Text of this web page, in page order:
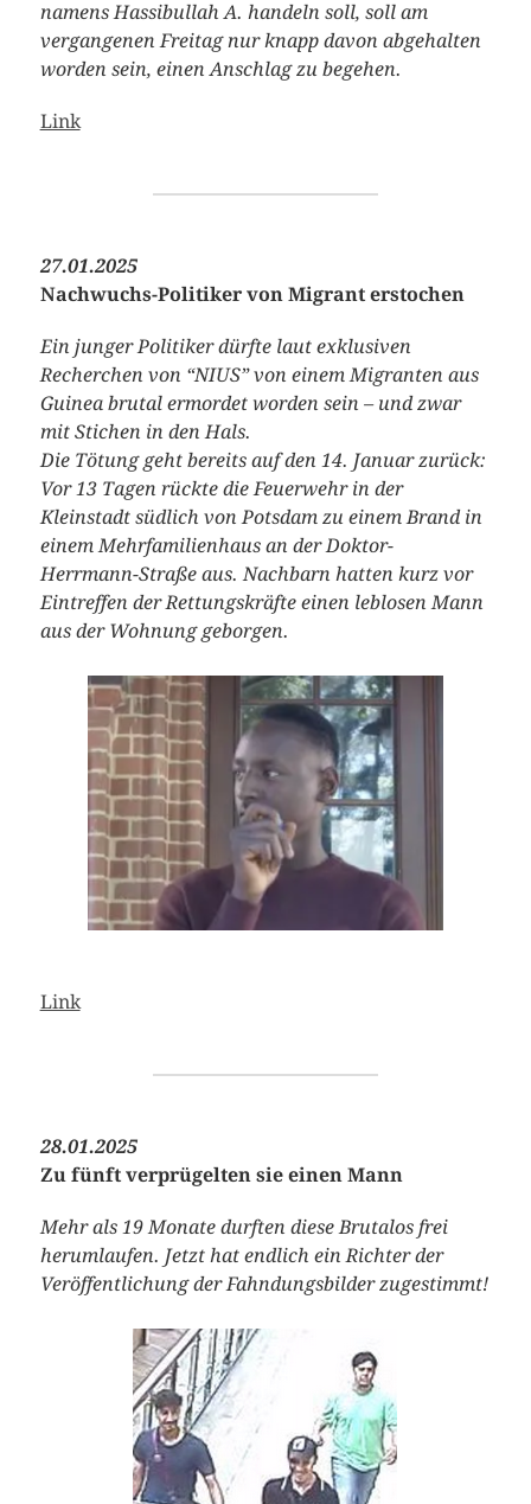
namens Hassibullah A. handeln soll, soll am
vergangenen Freitag nur knapp davon abgehalten
worden sein, einen Anschlag zu begehen.
Link
27.01.2025
Nachwuchs-Politiker von Migrant erstochen
Ein junger Politiker dürfte laut exklusiven
Recherchen von “NIUS” von einem Migranten aus
Guinea brutal ermordet worden sein – und zwar
mit Stichen in den Hals.
Die Tötung geht bereits auf den 14. Januar zurück:
Vor 13 Tagen rückte die Feuerwehr in der
Kleinstadt südlich von Potsdam zu einem Brand in
einem Mehrfamilienhaus an der Doktor-
Herrmann-Straße aus. Nachbarn hatten kurz vor
Eintreffen der Rettungskräfte einen leblosen Mann
aus der Wohnung geborgen.
Link
28.01.2025
Zu fünft verprügelten sie einen Mann
Mehr als 19 Monate durften diese Brutalos frei
herumlaufen. Jetzt hat endlich ein Richter der
Veröffentlichung der Fahndungsbilder zugestimmt!